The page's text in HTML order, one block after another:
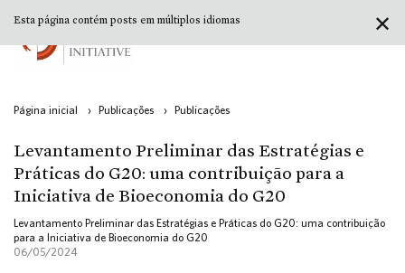
Página inicial › Publicações › Publicações
Levantamento Preliminar das Estratégias e
Práticas do G20: uma contribuição para a
Iniciativa de Bioeconomia do G20
Levantamento Preliminar das Estratégias e Práticas do G20: uma contribuição
para a Iniciativa de Bioeconomia do G20
06/05/2024
✕
Esta página contém posts em múltiplos idiomas